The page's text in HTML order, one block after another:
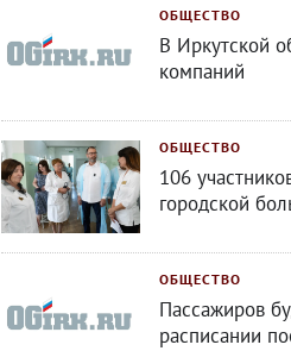
ОБЩЕСТВО
В Иркутской
компаний
ОБЩЕСТВО
106
городской
ОБЩЕСТВО
Пассажиров
расписании